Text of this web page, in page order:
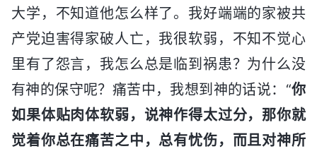
大学，不知道他怎么样了。我好端端的家被共
产党迫害得家破人亡，我很软弱，不知不觉心
里有了怨言，我怎么总是临到祸患？为什么没
有神的保守呢？痛苦中，我想到神的话说：“你
如果体贴肉体软弱，说神作得太过分，那你就
觉着你总在痛苦之中，总有忧伤，而且对神所